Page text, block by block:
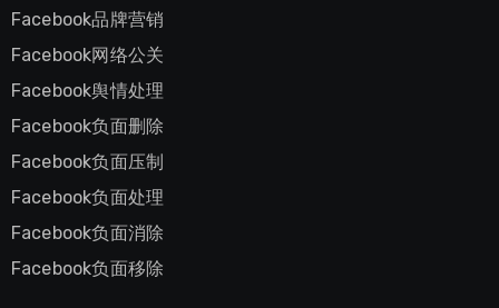
Facebook品牌营销
Facebook网络公关
Facebook舆情处理
Facebook负面删除
Facebook负面压制
Facebook负面处理
Facebook负面消除
Facebook负面移除